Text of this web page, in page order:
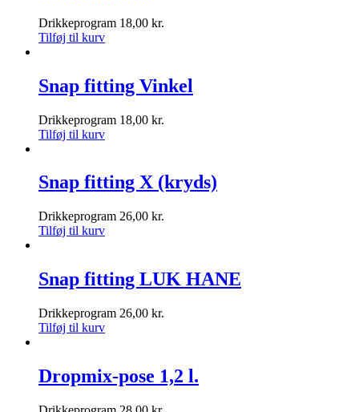
Drikkeprogram 18,00 kr.
Tilføj til kurv
Snap fitting Vinkel
Drikkeprogram 18,00 kr.
Tilføj til kurv
Snap fitting X (kryds)
Drikkeprogram 26,00 kr.
Tilføj til kurv
Snap fitting LUK HANE
Drikkeprogram 26,00 kr.
Tilføj til kurv
Dropmix-pose 1,2 l.